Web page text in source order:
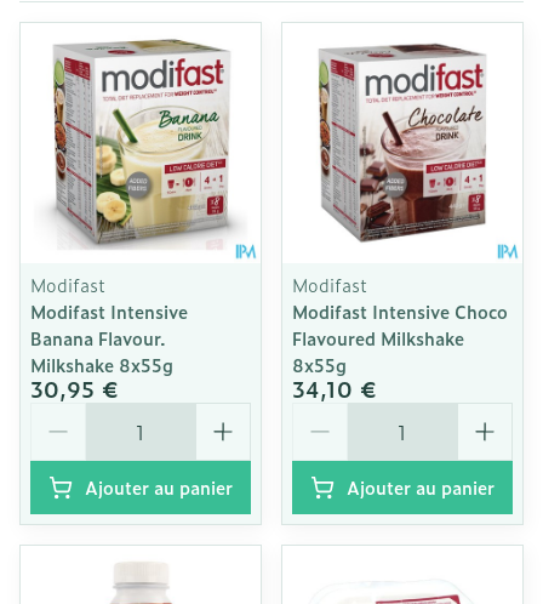
Modifast
Modifast Intensive
Banana Flavour.
Milkshake 8x55g
30,95 €
Ajouter au panier
Modifast
Modifast Intensive Choco
Flavoured Milkshake
8x55g
34,10 €
Ajouter au panier